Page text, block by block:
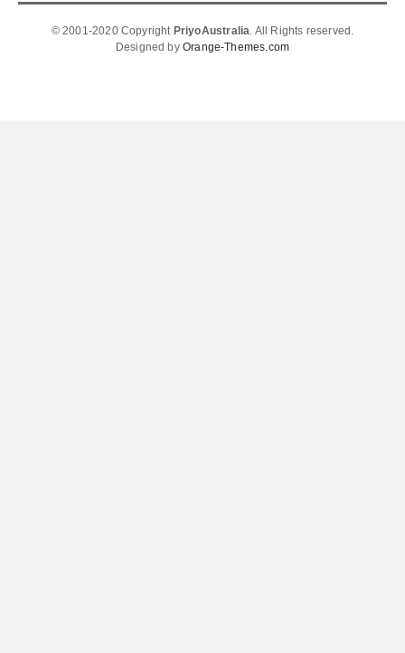
© 2001-2020 Copyright PriyoAustralia. All Rights reserved.
Designed byOrange-Themes.com